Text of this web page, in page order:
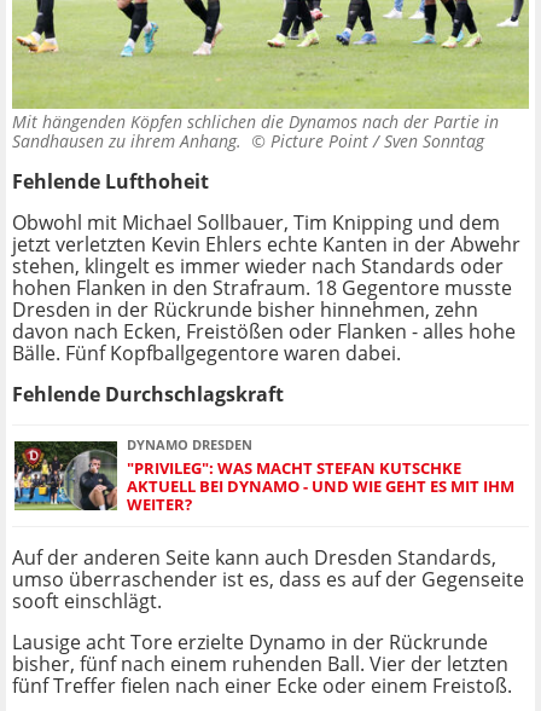
Mit hängenden Köpfen schlichen die Dynamos nach der Partie in
Sandhausen zu ihrem Anhang. © Picture Point / Sven Sonntag
Fehlende Lufthoheit
Obwohl mit Michael Sollbauer, Tim Knipping und dem
jetzt verletzten Kevin Ehlers echte Kanten in der Abwehr
stehen, klingelt es immer wieder nach Standards oder
hohen Flanken in den Strafraum. 18 Gegentore musste
Dresden in der Rückrunde bisher hinnehmen, zehn
davon nach Ecken, Freistößen oder Flanken - alles hohe
Bälle. Fünf Kopfballgegentore waren dabei.
Fehlende Durchschlagskraft
DYNAMO DRESDEN
"PRIVILEG": WAS MACHT STEFAN KUTSCHKE
AKTUELL BEI DYNAMO - UND WIE GEHT ES MIT IHM
WEITER?
Auf der anderen Seite kann auch Dresden Standards,
umso überraschender ist es, dass es auf der Gegenseite
sooft einschlägt.
Lausige acht Tore erzielte Dynamo in der Rückrunde
bisher, fünf nach einem ruhenden Ball. Vier der letzten
fünf Treffer fielen nach einer Ecke oder einem Freistoß.